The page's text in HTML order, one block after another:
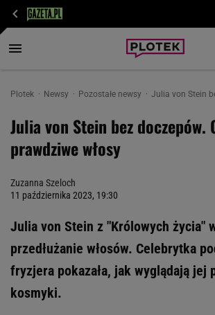
Plotek Newsy Pozostałe newsy Julia von Stein
Julia von Stein bez doczepów.
prawdziwe włosy
Zuzanna Szeloch
11 października 2023, 19:30
Julia von Stein z "Królowych życia"
przedłużanie włosów. Celebrytka
fryzjera pokazała, jak wyglądają jej
kosmyki.